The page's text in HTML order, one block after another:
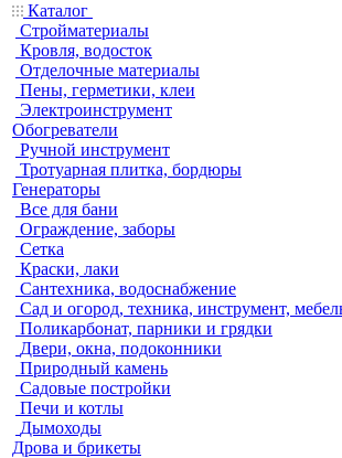
Каталог
Стройматериалы
Кровля, водосток
Отделочные материалы
Пены, герметики, клеи
Электроинструмент
Обогреватели
Ручной инструмент
Тротуарная плитка, бордюры
Генераторы
Все для бани
Ограждение, заборы
Сетка
Краски, лаки
Сантехника, водоснабжение
Сад и огород, техника, инструмент,
Поликарбонат, парники и грядки
Двери, окна, подоконники
Природный камень
Садовые постройки
Печи и котлы
Дымоходы
Дрова и брикеты